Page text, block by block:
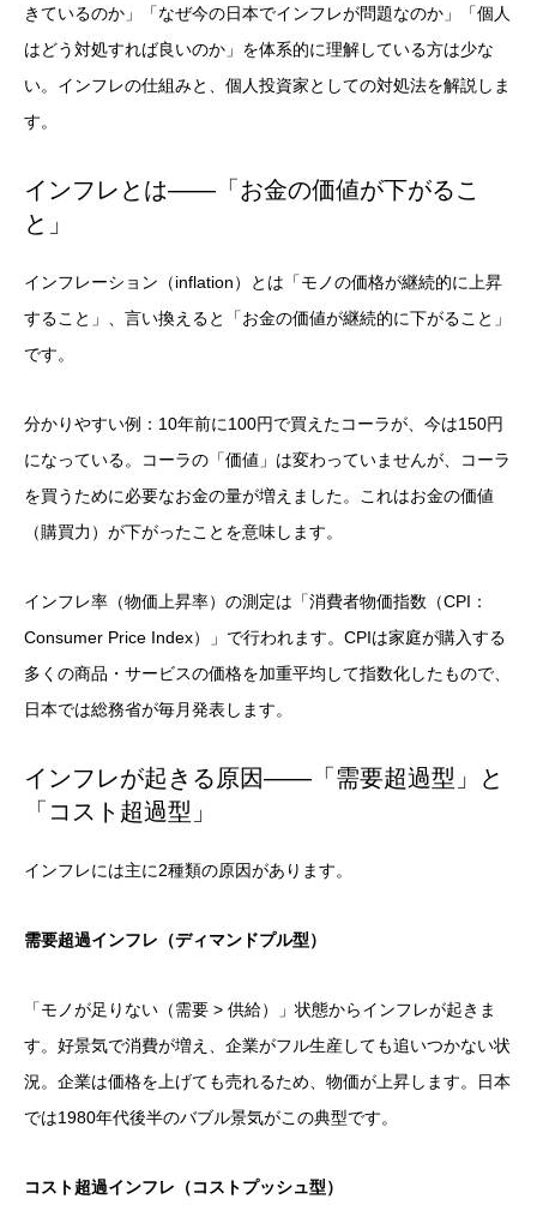
きているのか」「なぜ今の日本でインフレが問題なのか」「個人
はどう対処すれば良いのか」を体系的に理解している方は少な
い。インフレの仕組みと、個人投資家としての対処法を解説しま
す。
インフレとは——「お金の価値が下がるこ
と」
インフレーション（inflation）とは「モノの価格が継続的に上昇
すること」、言い換えると「お金の価値が継続的に下がること」
です。
分かりやすい例：10年前に100円で買えたコーラが、今は150円
になっている。コーラの「価値」は変わっていませんが、コーラ
を買うために必要なお金の量が増えました。これはお金の価値
（購買力）が下がったことを意味します。
インフレ率（物価上昇率）の測定は「消費者物価指数（CPI：
Consumer Price Index）」で行われます。CPIは家庭が購入する
多くの商品・サービスの価格を加重平均して指数化したもので、
日本では総務省が毎月発表します。
インフレが起きる原因——「需要超過型」と
「コスト超過型」
インフレには主に2種類の原因があります。
需要超過インフレ（ディマンドプル型）
「モノが足りない（需要 > 供給）」状態からインフレが起きま
す。好景気で消費が増え、企業がフル生産しても追いつかない状
況。企業は価格を上げても売れるため、物価が上昇します。日本
では1980年代後半のバブル景気がこの典型です。
コスト超過インフレ（コストプッシュ型）